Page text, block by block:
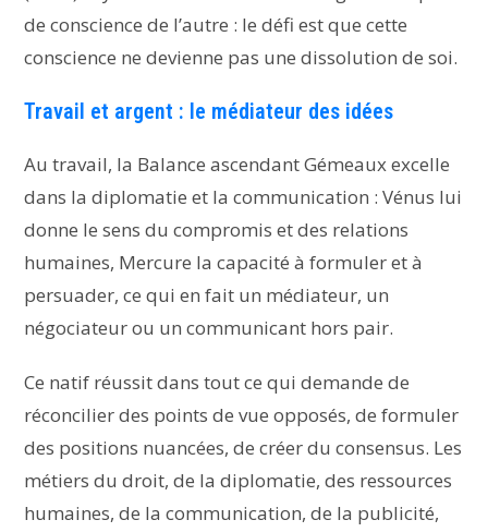
de conscience de l’autre : le défi est que cette
conscience ne devienne pas une dissolution de soi.
Travail et argent : le médiateur des idées
Au travail, la Balance ascendant Gémeaux excelle
dans la diplomatie et la communication : Vénus lui
donne le sens du compromis et des relations
humaines, Mercure la capacité à formuler et à
persuader, ce qui en fait un médiateur, un
négociateur ou un communicant hors pair.
Ce natif réussit dans tout ce qui demande de
réconcilier des points de vue opposés, de formuler
des positions nuancées, de créer du consensus. Les
métiers du droit, de la diplomatie, des ressources
humaines, de la communication, de la publicité,